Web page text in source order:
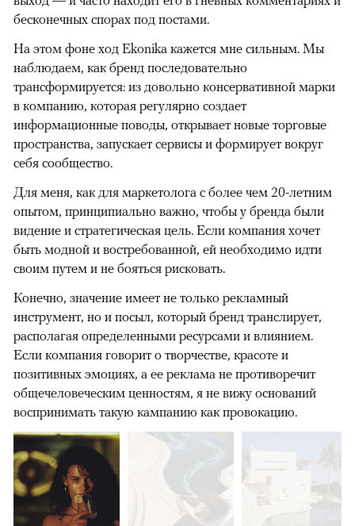
бесконечных спорах под постами.
На этом фоне ход Ekonika кажется мне сильным. Мы
наблюдаем, как бренд последовательно
трансформируется: из довольно консервативной марки
в компанию, которая регулярно создает
информационные поводы, открывает новые торговые
пространства, запускает сервисы и формирует вокруг
себя сообщество.
Для меня, как для маркетолога с более чем 20-летним
опытом, принципиально важно, чтобы у бренда были
видение и стратегическая цель. Если компания хочет
быть модной и востребованной, ей необходимо идти
своим путем и не бояться рисковать.
Конечно, значение имеет не только рекламный
инструмент, но и посыл, который бренд транслирует,
располагая определенными ресурсами и влиянием.
Если компания говорит о творчестве, красоте и
позитивных эмоциях, а ее реклама не противоречит
общечеловеческим ценностям, я не вижу оснований
воспринимать такую кампанию как провокацию.